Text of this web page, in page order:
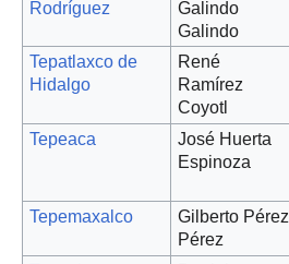
Rodríguez
Galindo
Galindo
Tepatlaxco de
Hidalgo
René
Ramírez
Coyotl
Tepeaca
José Huerta
Espinoza
Tepemaxalco
Gilberto Pérez
Pérez